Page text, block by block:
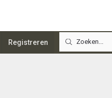
Registreren